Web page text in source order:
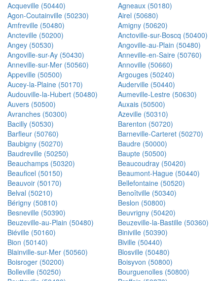
Acqueville (50440)
Agneaux (50180)
Agon-Coutainville (50230)
Airel (50680)
Amfreville (50480)
Amigny (50620)
Ancteville (50200)
Anctoville-sur-Boscq (50400)
Angey (50530)
Angoville-au-Plain (50480)
Angoville-sur-Ay (50430)
Anneville-en-Saire (50760)
Anneville-sur-Mer (50560)
Annoville (50660)
Appeville (50500)
Argouges (50240)
Aucey-la-Plaine (50170)
Auderville (50440)
Audouville-la-Hubert (50480)
Aumeville-Lestre (50630)
Auvers (50500)
Auxais (50500)
Avranches (50300)
Azeville (50310)
Bacilly (50530)
Barenton (50720)
Barfleur (50760)
Barneville-Carteret (50270)
Baubigny (50270)
Baudre (50000)
Baudreville (50250)
Baupte (50500)
Beauchamps (50320)
Beaucoudray (50420)
Beauficel (50150)
Beaumont-Hague (50440)
Beauvoir (50170)
Bellefontaine (50520)
Belval (50210)
Benoîtville (50340)
Bérigny (50810)
Beslon (50800)
Besneville (50390)
Beuvrigny (50420)
Beuzeville-au-Plain (50480)
Beuzeville-la-Bastille (50360)
Biéville (50160)
Biniville (50390)
Bion (50140)
Biville (50440)
Blainville-sur-Mer (50560)
Blosville (50480)
Boisroger (50200)
Boisyvon (50800)
Bolleville (50250)
Bourguenolles (50800)